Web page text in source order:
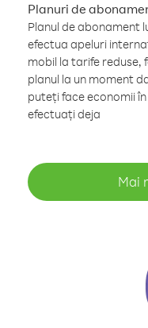
Planuri de
Planul de abonament
efectua apeluri
mobil la tarife reduse,
planul la un moment
puteți face economii
efectuați deja
Mai